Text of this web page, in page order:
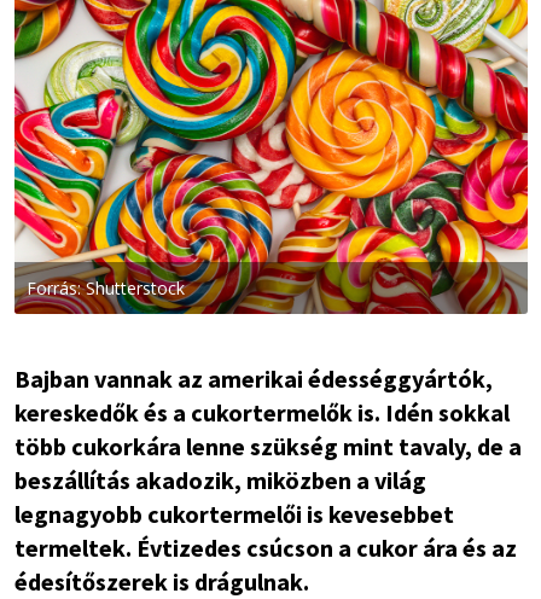
Forrás: Shutterstock
Bajban vannak az amerikai édességgyártók,
kereskedők és a cukortermelők is. Idén sokkal
több cukorkára lenne szükség mint tavaly, de a
beszállítás akadozik, miközben a világ
legnagyobb cukortermelői is kevesebbet
termeltek. Évtizedes csúcson a cukor ára és az
édesítőszerek is drágulnak.